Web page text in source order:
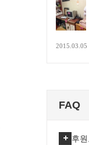
2015.03.05
FAQ
후